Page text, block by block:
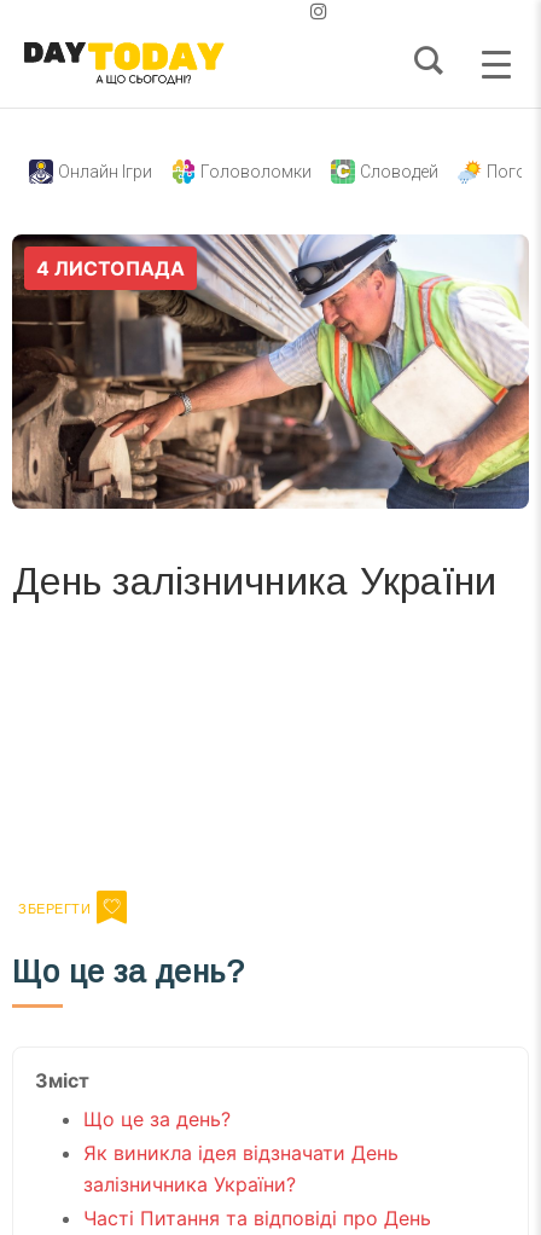
Онлайн Ігри Головоломки Словодей
День залізничника України
Що це за день?
Зміст
Що це за день?
Як виникла ідея відзначати День
залізничника України?
Часті Питання та відповіді про День